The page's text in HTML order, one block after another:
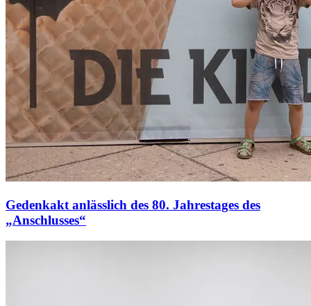
Gedenkakt anlässlich des 80. Jahrestages des
„Anschlusses“